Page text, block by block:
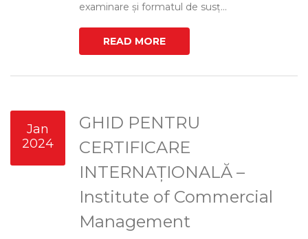
examinare și formatul de susț...
READ MORE
Jan
2024
GHID PENTRU
CERTIFICARE
INTERNAȚIONALĂ –
Institute of Commercial
Management